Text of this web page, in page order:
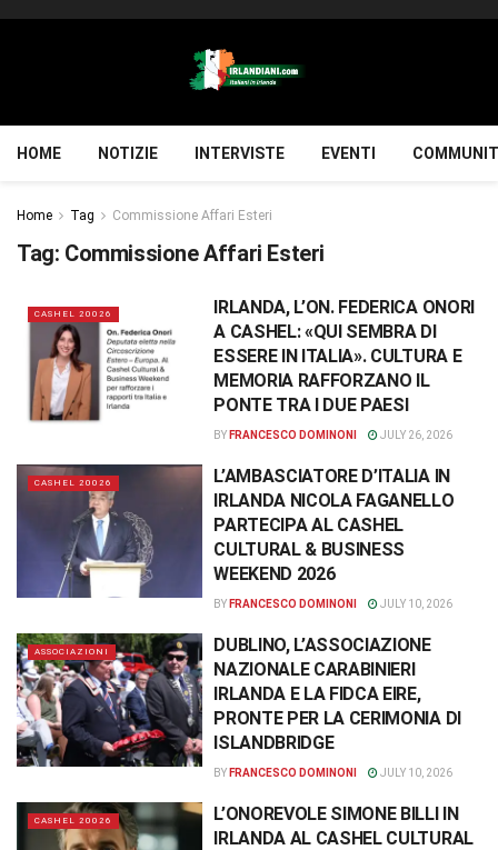
HOME NOTIZIE INTERVISTE EVENTI
Home Tag Commissione Affari Esteri
Tag: Commissione Affari Esteri
CASHEL 20026
IRLANDA, L’ON. FEDERICA ONORI
A CASHEL: «QUI SEMBRA DI
ESSERE IN ITALIA». CULTURA E
MEMORIA RAFFORZANO IL
PONTE TRA I DUE PAESI
BY FRANCESCO DOMINONI JULY 26, 2026
CASHEL 20026
L’AMBASCIATORE D’ITALIA IN
IRLANDA NICOLA FAGANELLO
PARTECIPA AL CASHEL
CULTURAL & BUSINESS
WEEKEND 2026
BY FRANCESCO DOMINONI JULY 10, 2026
ASSOCIAZIONI
DUBLINO, L’ASSOCIAZIONE
NAZIONALE CARABINIERI
IRLANDA E LA FIDCA EIRE,
PRONTE PER LA CERIMONIA DI
ISLANDBRIDGE
BY FRANCESCO DOMINONI JULY 10, 2026
CASHEL 20026
L’ONOREVOLE SIMONE BILLI IN
IRLANDA AL CASHEL CULTURAL